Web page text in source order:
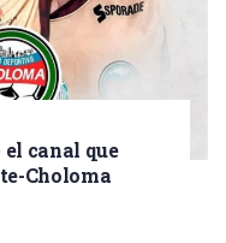
canal que
Choloma